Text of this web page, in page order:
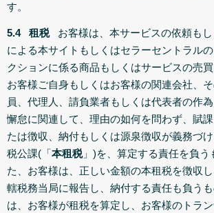
す。
5.4 租税 お客様は、本サービスの依頼も
による本サイトもしくはセラーセントラル
クションに係る商品もしくはサービスの売買
お客様ご自身もしくはお客様の関連会社、
員、代理人、請負業者もしくは代表者の作
懈怠に関連して、理由の如何を問わず、賦
たは徴収、納付もしくは源泉徴収が義務づ
税公課(「本租税」)を、算定する責任を負う
た、お客様は、正しい金額の本租税を徴収
轄税務当局に報告し、納付する責任も負う
は、お客様が租税を算定し、お客様のトラ